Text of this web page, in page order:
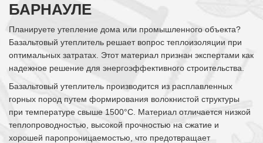
БАРНАУЛЕ
Планируете утепление дома или промышленного объекта?
Базальтовый утеплитель решает вопрос теплоизоляции при
оптимальных затратах. Этот материал признан экспертами как
надежное решение для энергоэффективного строительства.
Базальтовый утеплитель производится из расплавленных
горных пород путем формирования волокнистой структуры
при температуре свыше 1500°С. Материал отличается низкой
теплопроводностью, высокой прочностью на сжатие и
хорошей паропроницаемостью, что предотвращает